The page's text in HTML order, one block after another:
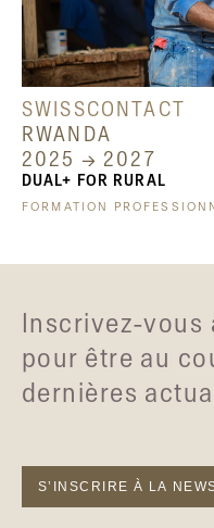
SWISSCONTACT
RWANDA
2025 → 2027
DUAL+ FOR RURAL
FORMATION
Inscrivez-
pour être au
dernières
S’INSCRIRE À LA